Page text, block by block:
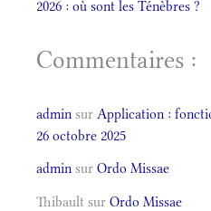
2026 : où sont les Ténèbres ?
Commentaires :
admin sur Application :
26 octobre 2025
admin sur Ordo Missae
Thibault sur Ordo Missae